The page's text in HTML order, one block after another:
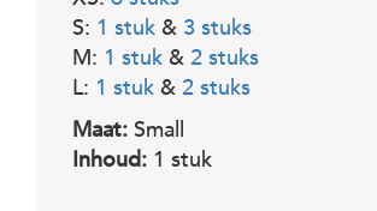
S: 1 stuk & 3 stuks
M: 1 stuk & 2 stuks
L: 1 stuk & 2 stuks
Maat: Small
Inhoud: 1 stuk